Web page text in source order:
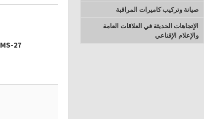
صيانة وتركيب كاميرات المراقبة
الإتجاهات الحديثة في العلاقات العامة
والإعلام الإقناعي
MS-27